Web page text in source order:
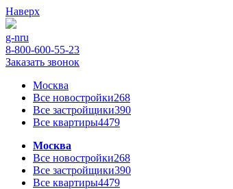
Наверх
g-nru
8-800-600-55-23
Заказать звонок
Москва
Все новостройки268
Все застройщики390
Все квартиры4479
Москва
Все новостройки268
Все застройщики390
Все квартиры4479